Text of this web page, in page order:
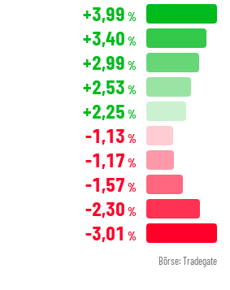
+3,99 %
+3,40 %
+2,99 %
+2,53 %
+2,25 %
-1,13 %
-1,17 %
-1,57 %
-2,30 %
-3,01 %
Börse: Tradegate